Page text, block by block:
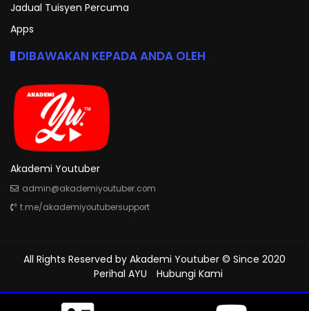
Jadual Tuisyen Percuma
Apps
DIBAWAKAN KEPADA ANDA OLEH
Akademi Youtuber
admin@akademiyoutuber.com
t.me/akademiyoutubersupport
All Rights Reserved by Akademi Youtuber © Since 2020
Perihal AYU
Hubungi Kami